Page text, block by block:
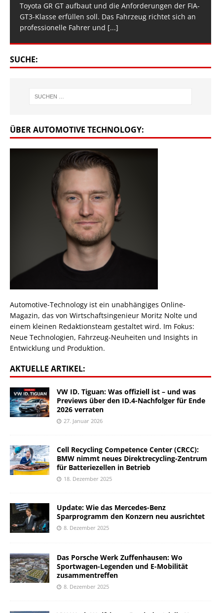
Toyota GR GT aufbaut und die Anforderungen der FIA-
GT3-Klasse erfüllen soll. Das Fahrzeug richtet sich an
professionelle Fahrer und [...]
SUCHE:
ÜBER AUTOMOTIVE TECHNOLOGY:
Automotive-Technology ist ein unabhängiges Online-
Magazin, das von Wirtschaftsingenieur Moritz Nolte und
einem kleinen Redaktionsteam gestaltet wird. Im Fokus:
Neue Technologien, Fahrzeug-Neuheiten und Insights in
Entwicklung und Produktion.
AKTUELLE ARTIKEL:
VW ID. Tiguan: Was offiziell ist – und was
Previews über den ID.4-Nachfolger für Ende
2026 verraten
27. Januar 2026
Cell Recycling Competence Center (CRCC):
BMW nimmt neues Direktrecycling-Zentrum
für Batteriezellen in Betrieb
18. Dezember 2025
Update: Wie das Mercedes-Benz
Sparprogramm den Konzern neu ausrichtet
8. Dezember 2025
Das Porsche Werk Zuffenhausen: Wo
Sportwagen-Legenden und E-Mobilität
zusammentreffen
8. Dezember 2025